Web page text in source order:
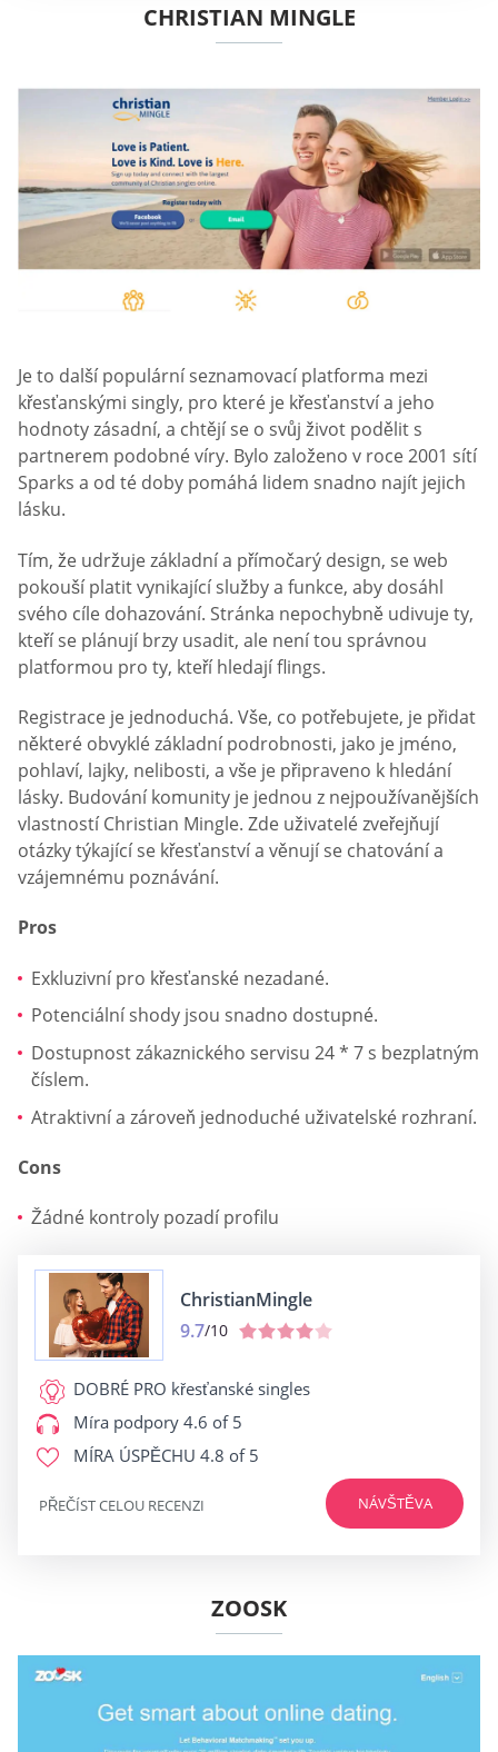
CHRISTIAN MINGLE
Je to další populární seznamovací platforma mezi
křesťanskými singly, pro které je křesťanství a jeho
hodnoty zásadní, a chtějí se o svůj život podělit s
partnerem podobné víry. Bylo založeno v roce 2001 sítí
Sparks a od té doby pomáhá lidem snadno najít jejich
lásku.
Tím, že udržuje základní a přímočarý design, se web
pokouší platit vynikající služby a funkce, aby dosáhl
svého cíle dohazování. Stránka nepochybně udivuje ty,
kteří se plánují brzy usadit, ale není tou správnou
platformou pro ty, kteří hledají flings.
Registrace je jednoduchá. Vše, co potřebujete, je přidat
některé obvyklé základní podrobnosti, jako je jméno,
pohlaví, lajky, nelibosti, a vše je připraveno k hledání
lásky. Budování komunity je jednou z nejpoužívanějších
vlastností Christian Mingle. Zde uživatelé zveřejňují
otázky týkající se křesťanství a věnují se chatování a
vzájemnému poznávání.
Pros
Exkluzivní pro křesťanské nezadané.
Potenciální shody jsou snadno dostupné.
Dostupnost zákaznického servisu 24 * 7 s bezplatným
číslem.
Atraktivní a zároveň jednoduché uživatelské rozhraní.
Cons
Žádné kontroly pozadí profilu
ChristianMingle
9.7/10
DOBRÉ PRO křesťanské singles
Míra podpory 4.6 of 5
MÍRA ÚSPĚCHU 4.8 of 5
NÁVŠTĚVA
PŘEČÍST CELOU RECENZI
ZOOSK